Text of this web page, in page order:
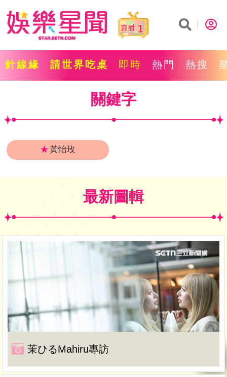
1
針線緣 請世界吃桌 即時 熱門 熱搜
關鍵字
★黃怡玫
最新圖輯
茉ひるMahiru專訪